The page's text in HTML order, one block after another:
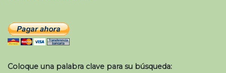
Coloque una palabra clave para su búsqueda: